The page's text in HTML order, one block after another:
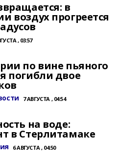
в
воздух прогреется
, 03:57
по вине пьяного
погибли двое
7 АВГУСТА , 04:54
на воде:
в Стерлитамаке
6 АВГУСТА , 04:50